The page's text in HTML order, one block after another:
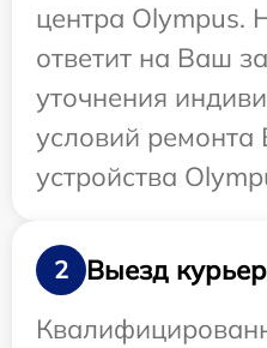
центра Olympus.
ответит на Ваш
уточнения
условий ремонта
устройства
2
Выезд